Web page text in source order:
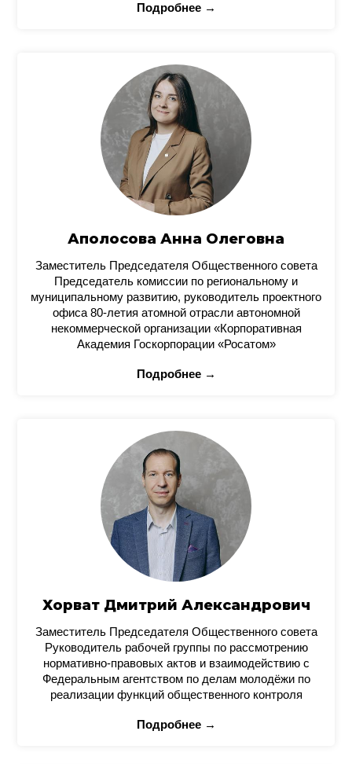
Подробнее →
Аполосова Анна Олеговна
Заместитель Председателя Общественного совета
Председатель комиссии по региональному и
муниципальному развитию, руководитель проектного
офиса 80-летия атомной отрасли автономной
некоммерческой организации «Корпоративная
Академия Госкорпорации «Росатом»
Подробнее →
Хорват Дмитрий Александрович
Заместитель Председателя Общественного совета
Руководитель рабочей группы по рассмотрению
нормативно-правовых актов и взаимодействию с
Федеральным агентством по делам молодёжи по
реализации функций общественного контроля
Подробнее →